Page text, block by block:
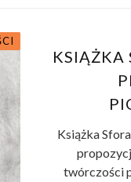
KSIĄŻKA
Książka
twórczości